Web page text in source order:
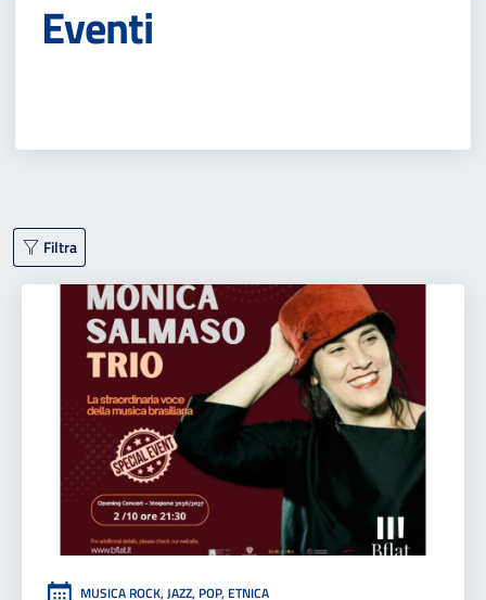
Eventi
Filtra
MUSICA ROCK, JAZZ, POP, ETNICA